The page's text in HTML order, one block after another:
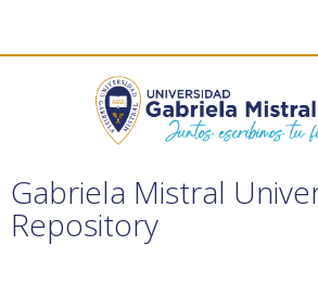
Gabriela Mistral
Repository